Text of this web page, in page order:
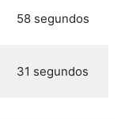
58 segundos
31 segundos